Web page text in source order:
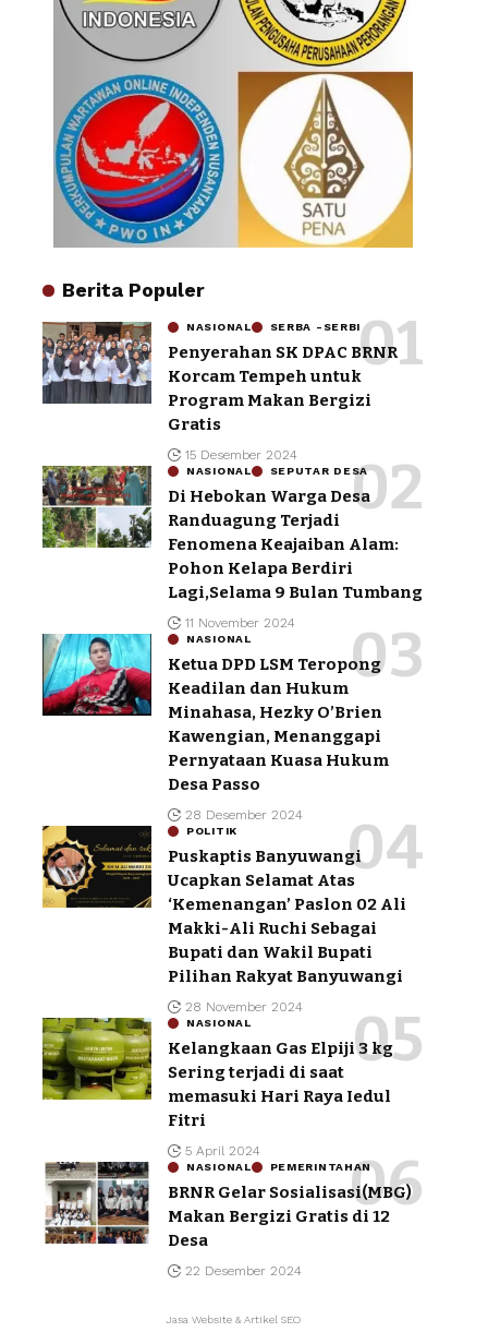
Berita Populer
NASIONAL SERBA -SERBI
Penyerahan SK DPAC BRNR
Korcam Tempeh untuk
Program Makan Bergizi
Gratis
15 Desember 2024
NASIONAL SEPUTAR DESA
Di Hebokan Warga Desa
Randuagung Terjadi
Fenomena Keajaiban Alam:
Pohon Kelapa Berdiri
Lagi,Selama 9 Bulan Tumbang
11 November 2024
NASIONAL
Ketua DPD LSM Teropong
Keadilan dan Hukum
Minahasa, Hezky O’Brien
Kawengian, Menanggapi
Pernyataan Kuasa Hukum
Desa Passo
28 Desember 2024
POLITIK
Puskaptis Banyuwangi
Ucapkan Selamat Atas
‘Kemenangan’ Paslon 02 Ali
Makki-Ali Ruchi Sebagai
Bupati dan Wakil Bupati
Pilihan Rakyat Banyuwangi
28 November 2024
NASIONAL
Kelangkaan Gas Elpiji 3 kg
Sering terjadi di saat
memasuki Hari Raya Iedul
Fitri
5 April 2024
NASIONAL PEMERINTAHAN
BRNR Gelar Sosialisasi(MBG)
Makan Bergizi Gratis di 12
Desa
22 Desember 2024
Jasa Website & Artikel SEO